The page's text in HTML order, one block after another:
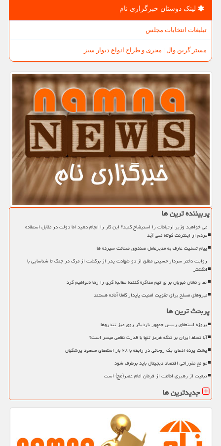
لینک دوستان خبرگزاری نام
تبلیغات انتخابات مجلس
مستر گرین وال | مجری و طراح انواع دیوار سبز
پربیننده ترین ها
می خواهید وزیر ارتباطات را استیضاح کنید؟ این کار را انجام دهید اما دولت در مقابل استفاده
مردم از اینترنت کوتاه نمی آید
پیام تسلیت عارف به مدیرعامل صندوق ضمانت سپرده ها
روایت دختر سردار حسینی مطلق از دو شهادت پدر از برگشت از مرگ در جنگ تا شناسایی با
انگشتر
خط و نشان نبویان برای تیم مذاکره کننده مطالبه گری را رها نخواهیم کرد
نیروهای مسلح برای تقویت امنیت پایدار کاملا آماده هستند
پربحث ترین ها
پروژه استعفای رییس جمهور باردیگر روی میز تندروها
آیا تسلط ایران بر تنگه هرمز تنها با قدرت نظامی میسر است؟
پشت پرده ادعای یک روحانی در رابطه با ۲۸ بار استعفای مسعود پزشکیان
موانع مقرراتی اقتصاد دیجیتال باید برطرف شود
تبعیت از رهبری اطاعت از فرمان امام عصر(عج) است
جدیدترین ها